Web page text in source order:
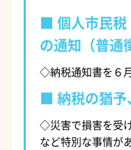
個人市民
の通知（普通
◇納税通知書を６
納税の猶
◇災害で損害を受
など特別な事情が